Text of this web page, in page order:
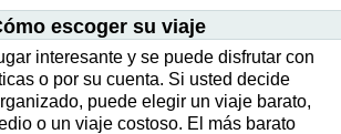
escoger su viaje
interesante y se puede disfrutar con
o por su cuenta. Si usted decide
puede elegir un viaje barato,
o un viaje costoso. El más barato